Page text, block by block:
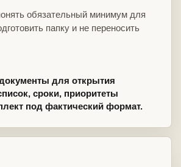
обязательный минимум для
папку и не переносить
для открытия
сроки, приоритеты
под фактический формат.